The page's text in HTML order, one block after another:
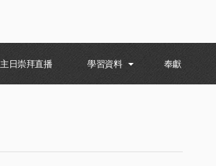
主日崇拜直播 學習資料 奉獻